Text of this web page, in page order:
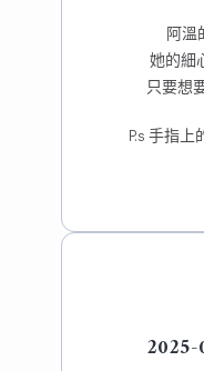
阿溫
她的細
只要想
P.s 手指